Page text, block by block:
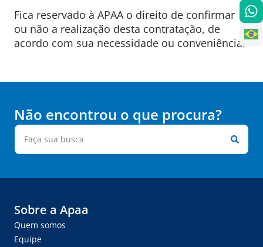
Fica reservado à APAA o direito de confirmar
ou não a realização desta contratação, de
acordo com sua necessidade ou conveniência.
Não encontrou o que procura?
Sobre a Apaa
Quem somos
Equipe